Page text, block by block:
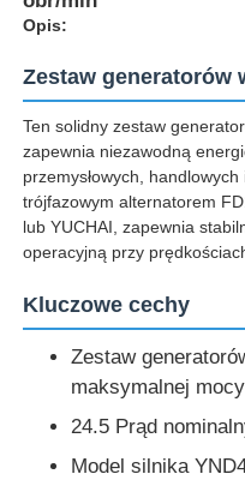
Opis:
Zestaw generatorów
Ten solidny zestaw
zapewnia niezawodną
przemysłowych,
trójfazowym alternatorem
lub YUCHAI, zapewnia
operacyjną przy
Kluczowe cechy
Zestaw
maksymalnej
24.5 Prąd
Model silnika